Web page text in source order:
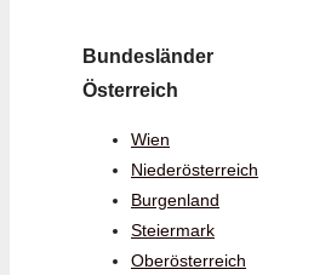
Bundesländer
Österreich
Wien
Niederösterreich
Burgenland
Steiermark
Oberösterreich